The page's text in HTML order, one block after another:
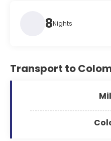
8Nights
Transport to